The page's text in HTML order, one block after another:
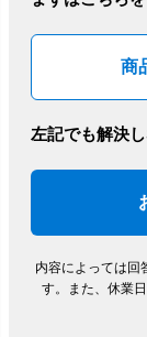
商
左記でも解決
内容によっては回
す。
また、休業